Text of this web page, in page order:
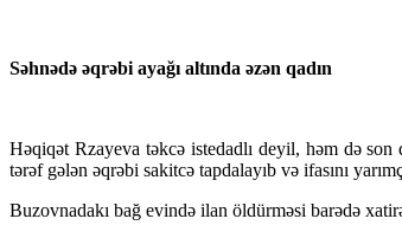
Səhnədə əqrəbi ayağı altında əzən qadın
Həqiqət Rzayeva təkcə istedadlı deyil, həm də son
tərəf gələn əqrəbi sakitcə tapdalayıb və ifasını
Buzovnadakı bağ evində ilan öldürməsi barədə